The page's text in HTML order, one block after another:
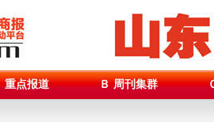
重点报道 Ｂ 周刊集群